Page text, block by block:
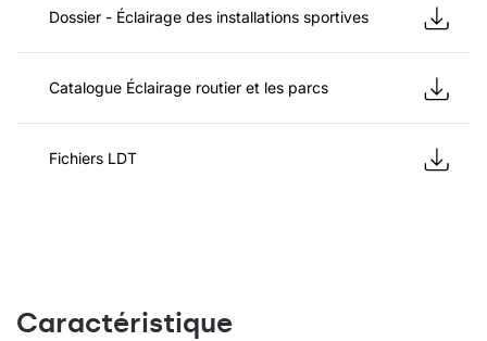
Dossier - Éclairage des installations sportives
Catalogue Éclairage routier et les parcs
Fichiers LDT
Caractéristique